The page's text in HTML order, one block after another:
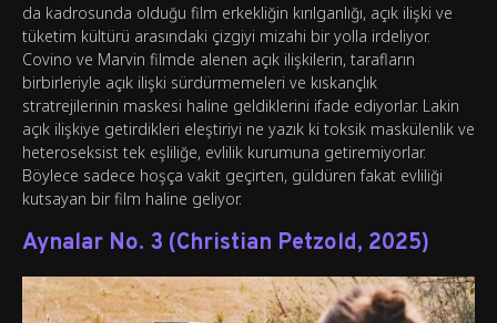
da kadrosunda olduğu film erkekliğin kırılganlığı, açık ilişki ve
tüketim kültürü arasındaki çizgiyi mizahi bir yolla irdeliyor.
Covino ve Marvin filmde alenen açık ilişkilerin, tarafların
birbirleriyle açık ilişki sürdürmemeleri ve kıskançlık
stratrejilerinin maskesi haline geldiklerini ifade ediyorlar. Lakin
açık ilişkiye getirdikleri eleştiriyi ne yazık ki toksik maskülenlik ve
heteroseksist tek eşliliğe, evlilik kurumuna getiremiyorlar.
Böylece sadece hoşça vakit geçirten, güldüren fakat evliliği
kutsayan bir film haline geliyor.
Aynalar No. 3 (Christian Petzold, 2025)